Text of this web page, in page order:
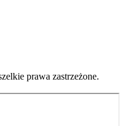
prawa zastrzeżone.